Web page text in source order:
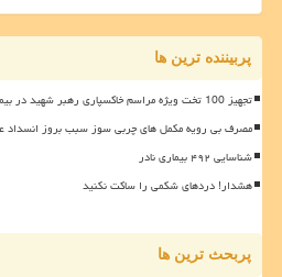
پربیننده ترین ها
تجهیز 100 تخت ویژه مراسم خاکسپاری رهبر شهید در بیمارستان صحرایی مصلی به علاوه فیلم
مصرف بی رویه مکمل های چربی سوز سبب بروز
شناسایی ۴۹۲ بیماری نادر
هشدار! دردهای شکمی را ساکت نکنید
پربحث ترین ها